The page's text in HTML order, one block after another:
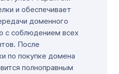
и обеспечивает
доменного
с соблюдением всех
После
по покупке домена
полноправным